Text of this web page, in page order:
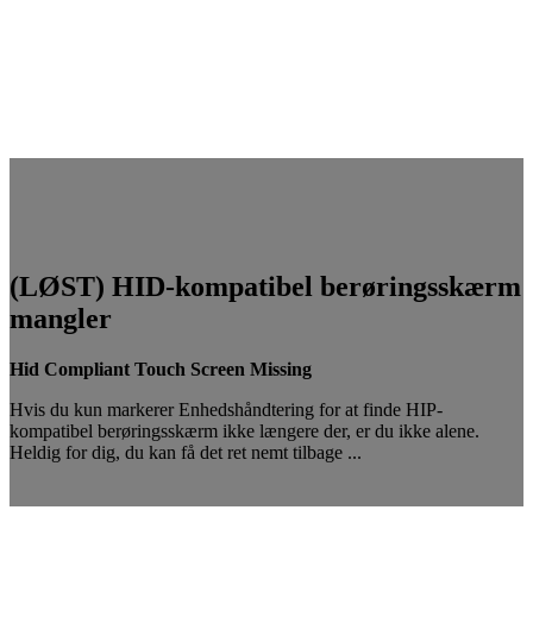
(LØST) HID-kompatibel berøringsskærm
mangler
Hid Compliant Touch Screen Missing
Hvis du kun markerer Enhedshåndtering for at finde HIP-
kompatibel berøringsskærm ikke længere der, er du ikke alene.
Heldig for dig, du kan få det ret nemt tilbage ...